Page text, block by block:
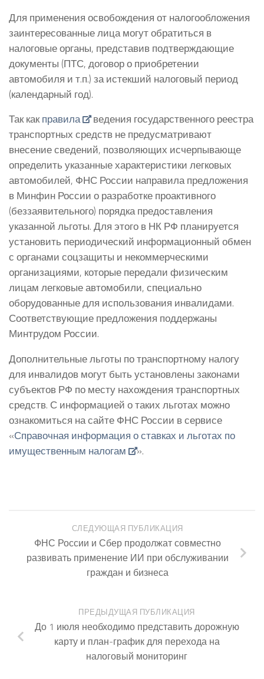
Для применения освобождения от налогообложения
заинтересованные лица могут обратиться в
налоговые органы, представив подтверждающие
документы (ПТС, договор о приобретении
автомобиля и т.п.) за истекший налоговый период
(календарный год).
Так какправила
ведения государственного реестра
транспортных средств не предусматривают
внесение сведений, позволяющих исчерпывающе
определить указанные характеристики легковых
автомобилей, ФНС России направила предложения
в Минфин России о разработке проактивного
(беззаявительного) порядка предоставления
указанной льготы. Для этого в НК РФ планируется
установить периодический информационный обмен
с органами соцзащиты и некоммерческими
организациями, которые передали физическим
лицам легковые автомобили, специально
оборудованные для использования инвалидами.
Соответствующие предложения поддержаны
Минтрудом России.
Дополнительные льготы по транспортному налогу
для инвалидов могут быть установлены законами
субъектов РФ по месту нахождения транспортных
средств. С информацией о таких льготах можно
ознакомиться на сайте ФНС России в сервисе
«Справочная информация о ставках и льготах по
имущественным налогам
».
СЛЕДУЮЩАЯ ПУБЛИКАЦИЯ
ФНС России и Сбер продолжат совместно
развивать применение ИИ при обслуживании
граждан и бизнеса
ПРЕДЫДУЩАЯ ПУБЛИКАЦИЯ
До 1 июля необходимо представить дорожную
карту и план-график для перехода на
налоговый мониторинг